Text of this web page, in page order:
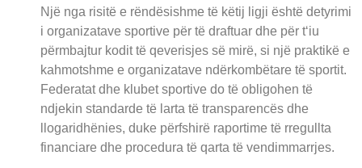
Një nga risitë e rëndësishme të këtij ligji është detyrimi
i organizatave sportive për të draftuar dhe për t‘iu
përmbajtur kodit të qeverisjes së mirë, si një praktikë e
kahmotshme e organizatave ndërkombëtare të sportit.
Federatat dhe klubet sportive do të obligohen të
ndjekin standarde të larta të transparencës dhe
llogaridhënies, duke përfshirë raportime të rregullta
financiare dhe procedura të qarta të vendimmarrjes.